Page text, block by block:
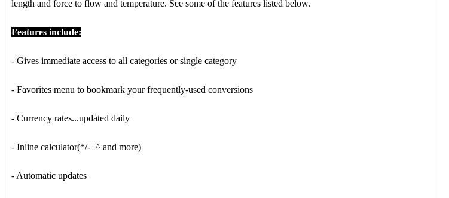
length and force to flow and temperature. See some of the features listed below.
Features include:
- Gives immediate access to all categories or single category
- Favorites menu to bookmark your frequently-used conversions
- Currency rates...updated daily
- Inline calculator(*/-+^ and more)
- Automatic updates